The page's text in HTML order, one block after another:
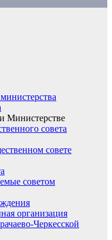
Министерстве
совета
совете
советом
организация
Черкесской